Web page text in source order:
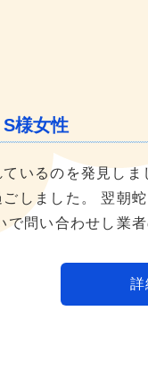
様女性
いるのを発見しま
しました。 翌朝
で問い合わせし業
詳